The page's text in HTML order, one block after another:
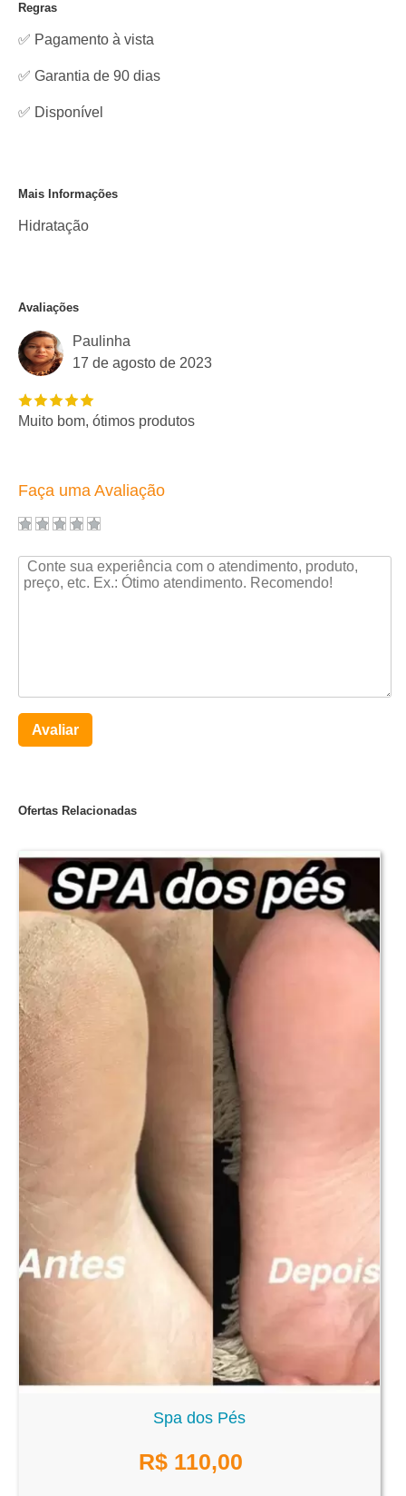
Regras
✅ Pagamento à vista
✅ Garantia de 90 dias
✅ Disponível
Mais Informações
Hidratação
Avaliações
Paulinha
17 de agosto de 2023
Muito bom, ótimos produtos
Faça uma Avaliação
Avaliar
Ofertas Relacionadas
Spa dos Pés
R$ 110,00